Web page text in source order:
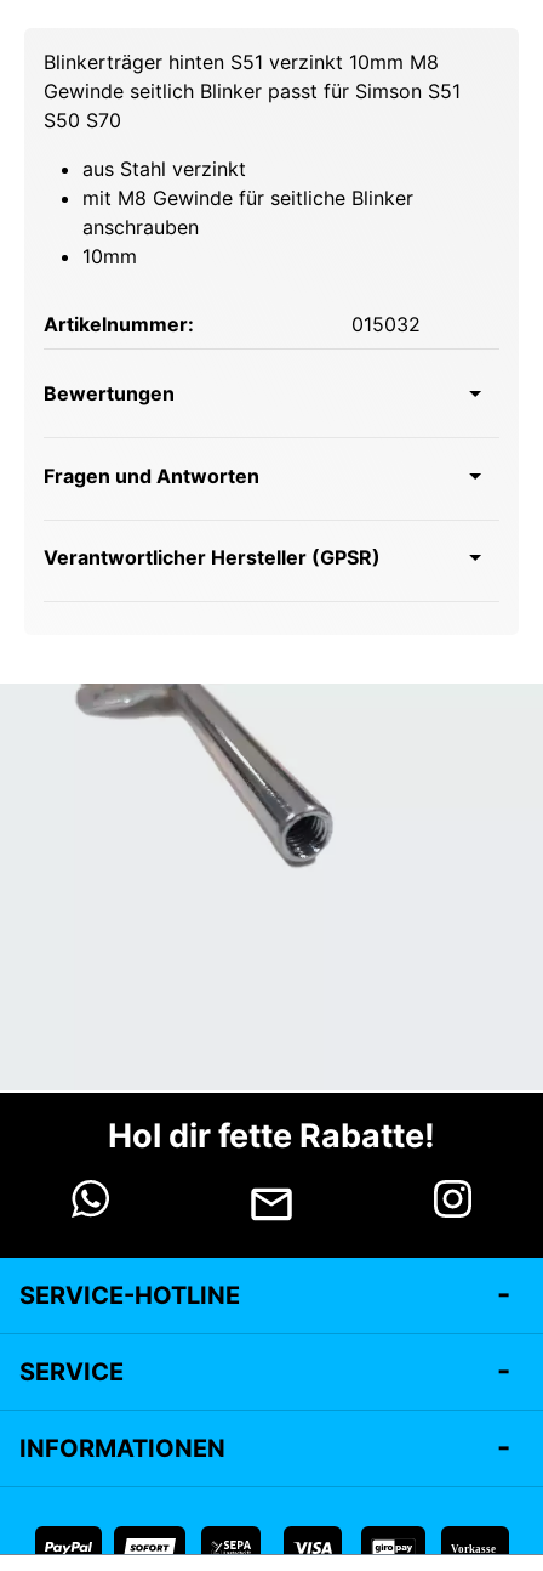
Blinkerträger hinten S51 verzinkt 10mm M8
Gewinde seitlich Blinker passt für Simson S51
S50 S70
aus Stahl verzinkt
mit M8 Gewinde für seitliche Blinker
anschrauben
10mm
Artikelnummer: 015032
Bewertungen
Fragen und Antworten
Verantwortlicher Hersteller (GPSR)
Hol dir fette Rabatte!
SERVICE-HOTLINE
SERVICE
INFORMATIONEN
Vorkasse